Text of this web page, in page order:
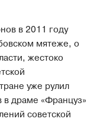
в 2011 году
мятеже, о
жестоко
уже рулил
драме «Француз»
советской